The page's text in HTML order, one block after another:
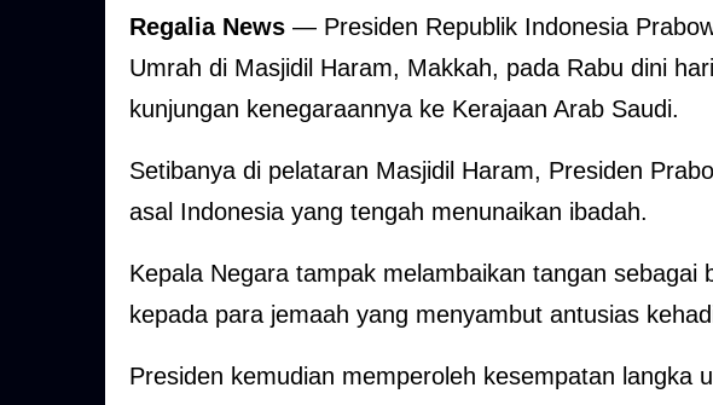
Regalia News — Presiden Republik Indonesia
Umrah di Masjidil Haram, Makkah, pada Rabu dini
kunjungan kenegaraannya ke Kerajaan Arab Saudi.
Setibanya di pelataran Masjidil Haram, Presiden
asal Indonesia yang tengah menunaikan ibadah.
Kepala Negara tampak melambaikan tangan sebagai
kepada para jemaah yang menyambut antusias
Presiden kemudian memperoleh kesempatan langka